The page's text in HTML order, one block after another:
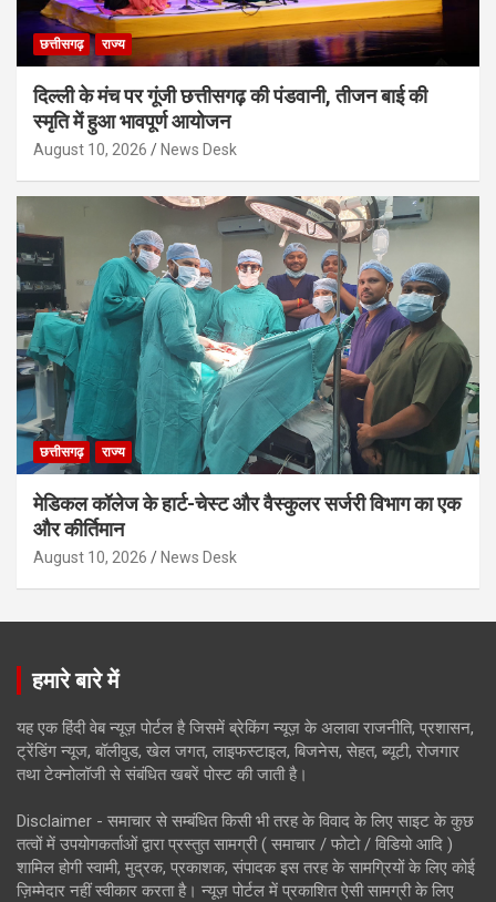
छत्तीसगढ़ राज्य
दिल्ली के मंच पर गूंजी छत्तीसगढ़ की पंडवानी, तीजन बाई की
स्मृति में हुआ भावपूर्ण आयोजन
August 10, 2026 News Desk
छत्तीसगढ़ राज्य
मेडिकल कॉलेज के हार्ट-चेस्ट और वैस्कुलर सर्जरी विभाग का एक
और कीर्तिमान
August 10, 2026 News Desk
हमारे बारे में
यह एक हिंदी वेब न्यूज़ पोर्टल है जिसमें ब्रेकिंग न्यूज़ के अलावा राजनीति, प्रशासन,
ट्रेंडिंग न्यूज, बॉलीवुड, खेल जगत, लाइफस्टाइल, बिजनेस, सेहत, ब्यूटी, रोजगार
तथा टेक्नोलॉजी से संबंधित खबरें पोस्ट की जाती है।
Disclaimer - समाचार से सम्बंधित किसी भी तरह के विवाद के लिए साइट के कुछ
तत्वों में उपयोगकर्ताओं द्वारा प्रस्तुत सामग्री ( समाचार / फोटो / विडियो आदि )
शामिल होगी स्वामी, मुद्रक, प्रकाशक, संपादक इस तरह के सामग्रियों के लिए कोई
ज़िम्मेदार नहीं स्वीकार करता है। न्यूज़ पोर्टल में प्रकाशित ऐसी सामग्री के लिए